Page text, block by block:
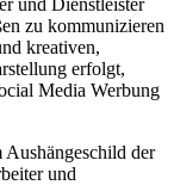
und Dienstleister
zu kommunizieren
kreativen,
erfolgt,
Media Werbung
der
und